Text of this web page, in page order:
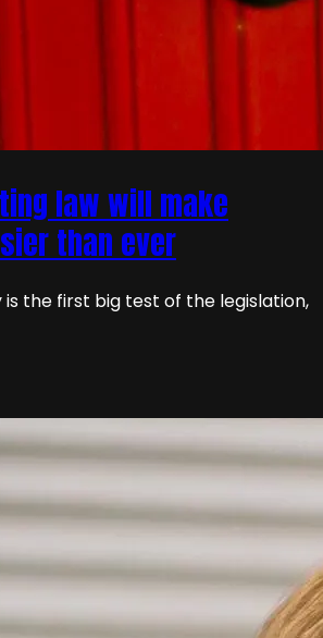
law will make
than ever
is the first big test of the legislation,